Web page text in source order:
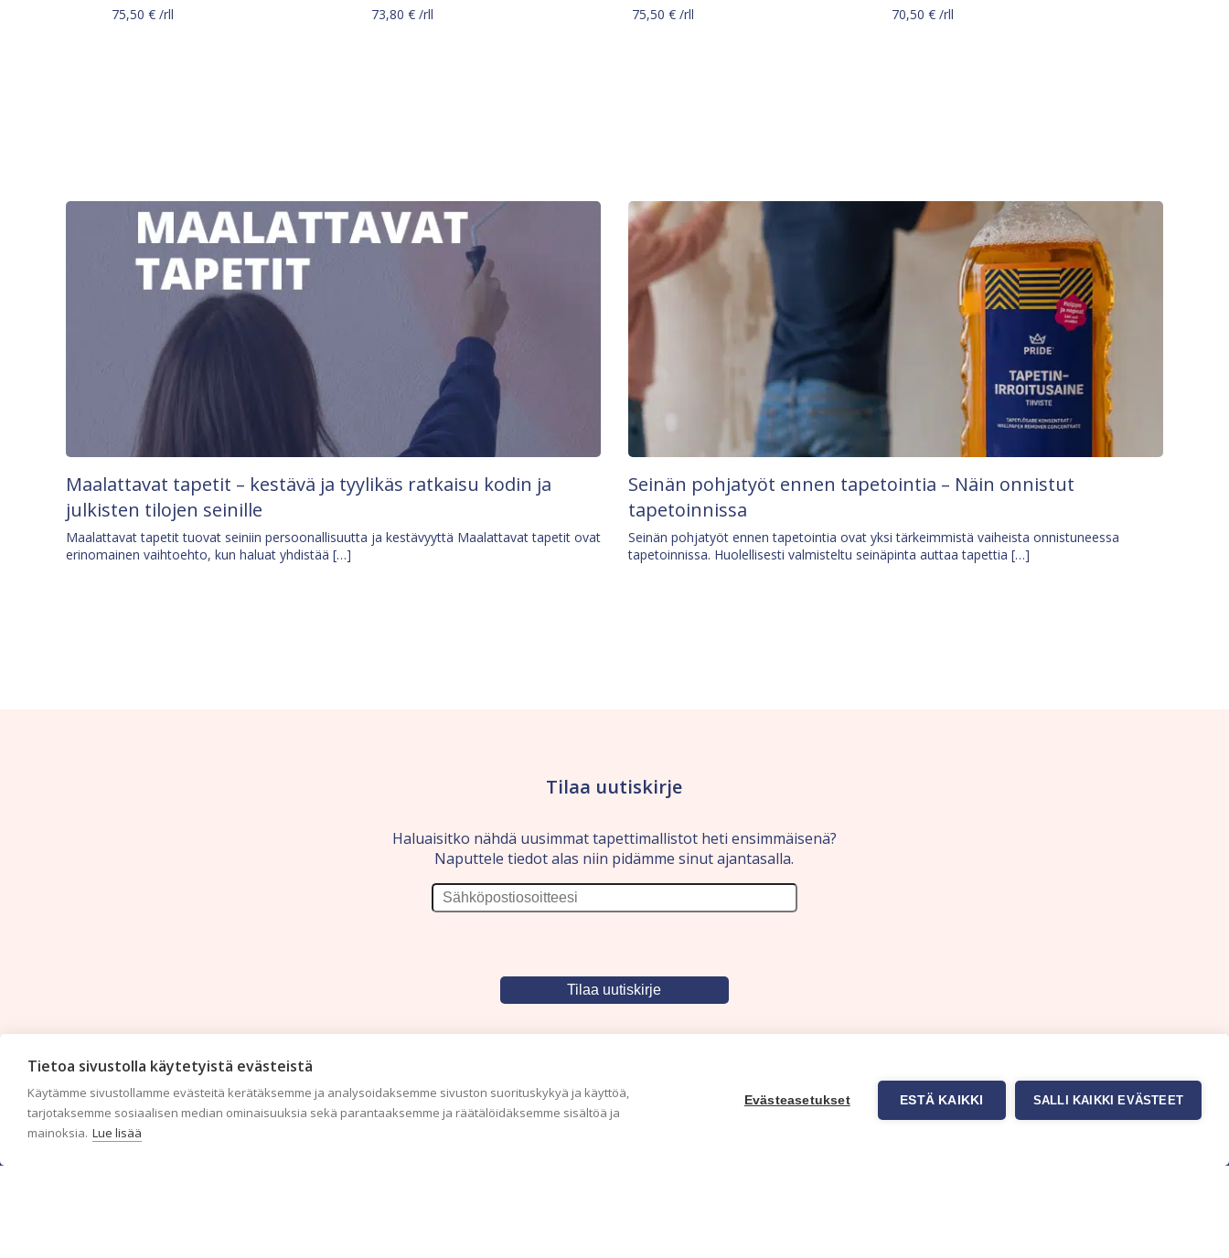
Tietoa sivustolla käytetyistä evästeistä
Käytämme sivustollamme evästeitä kerätäksemme ja analysoidaksemme sivuston suorituskykyä ja käyttöä,
tarjotaksemme sosiaalisen median ominaisuuksia sekä parantaaksemme ja räätälöidäksemme sisältöä ja
mainoksia. Lue lisää
Evästeasetukset ESTÄ KAIKKI SALLI KAIKKI EVÄSTEET
75,50 € /rll 73,80€ /rll 75,50 €/rll 70,50€ /rll
Maalattavat tapetit – kestävä ja tyylikäs ratkaisu kodin ja
julkisten tilojen seinille
Maalattavat tapetit tuovat seiniin persoonallisuutta ja kestävyyttä Maalattavat tapetit ovat
erinomainen vaihtoehto, kun haluat yhdistää […]
Seinän pohjatyöt ennen tapetointia – Näin onnistut
tapetoinnissa
Seinän pohjatyöt ennen tapetointia ovat yksi tärkeimmistä vaiheista onnistuneessa
tapetoinnissa. Huolellisesti valmisteltu seinäpinta auttaa tapettia […]
Tilaa uutiskirje
Haluaisitko nähdä uusimmat tapettimallistot heti ensimmäisenä?
Naputtele tiedot alas niin pidämme sinut ajantasalla.